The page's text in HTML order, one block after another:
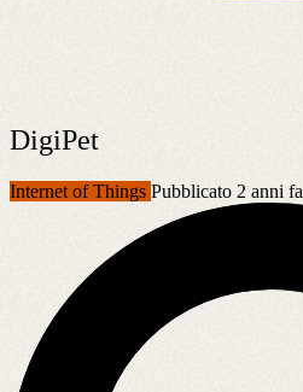
DigiPet
Internet of Things Pubblicato 2 anni fa